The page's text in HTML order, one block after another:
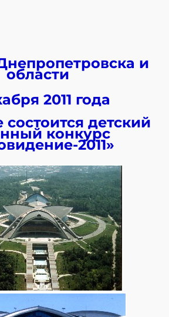
и
области
2011 года
детский
конкурс
2011»